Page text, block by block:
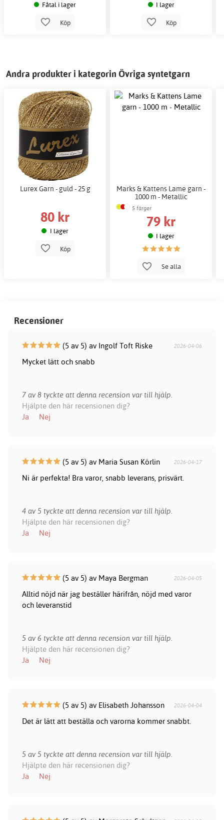
Fåtal i lager
Köp
I lager
Köp
Andra produkter i kategorin Övriga syntetgarn
Lurex Garn - guld - 25 g
80 kr
I lager
Köp
Marks & Kattens Lame garn -
1000 m - Metallic
5 färger
79 kr
I lager
Se alla
Recensioner
(5 av 5) av Ingolf Toft Riske 2026-04-06
Mycket lätt och snabb
7 av 8 tyckte att denna recension var till hjälp.
Hjälpte den här recensionen dig?
Ja
Nej
(5 av 5) av Maria Susan Körlin 2026-04-17
Ni är perfekta! Bra varor, snabb leverans, prisvärt.
4 av 5 tyckte att denna recension var till hjälp.
Hjälpte den här recensionen dig?
Ja
Nej
(5 av 5) av Maya Bergman 2026-04-05
Alltid nöjd när jag beställer härifrån, nöjd med varor
och leveranstid
5 av 6 tyckte att denna recension var till hjälp.
Hjälpte den här recensionen dig?
Ja
Nej
(5 av 5) av Elisabeth Johansson 2026-04-04
Det är lätt att beställa och varorna kommer snabbt.
5 av 5 tyckte att denna recension var till hjälp.
Hjälpte den här recensionen dig?
Ja
Nej